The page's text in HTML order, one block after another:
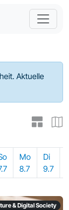
Aktuelle
Mo
8.7
Di
9.7
& Digital Society